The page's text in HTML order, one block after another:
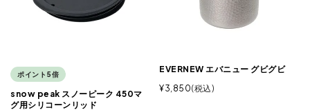
ポイント5倍
snow peak スノーピーク 450マ
グ用シリコーンリッド
EVERNEW エバニュー グビグビ
¥3,850 税込